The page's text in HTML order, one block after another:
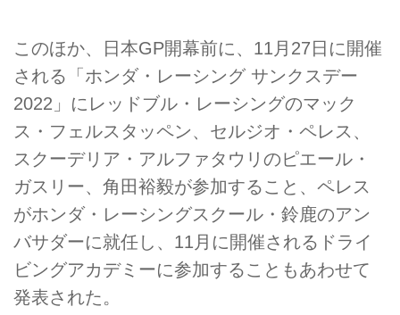
このほか、日本GP開幕前に、11月27日に開催
される「ホンダ・レーシング サンクスデー
2022」にレッドブル・レーシングのマック
ス・フェルスタッペン、セルジオ・ペレス、
スクーデリア・アルファタウリのピエール・
ガスリー、角田裕毅が参加すること、ペレス
がホンダ・レーシングスクール・鈴鹿のアン
バサダーに就任し、11月に開催されるドライ
ビングアカデミーに参加することもあわせて
発表された。